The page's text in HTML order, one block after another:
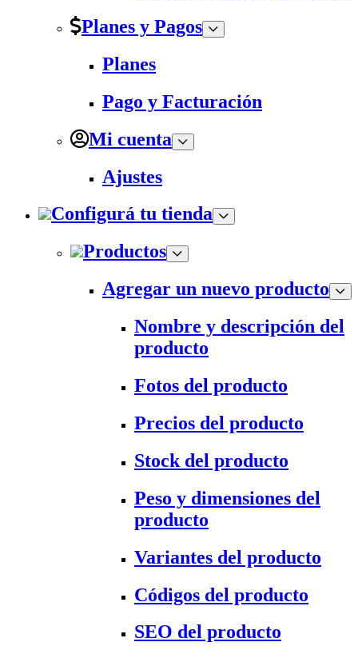
Planes y Pagos
Planes
Pago y Facturación
Mi cuenta
Ajustes
Configurá tu tienda
Productos
Agregar un nuevo producto
Nombre y descripción del
producto
Fotos del producto
Precios del producto
Stock del producto
Peso y dimensiones del
producto
Variantes del producto
Códigos del producto
SEO del producto